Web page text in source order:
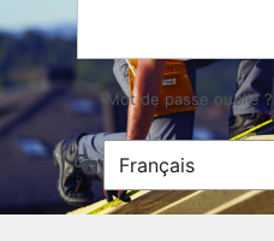
Mot de passe oublié ?
Langue